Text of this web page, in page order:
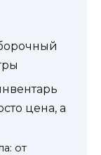
цена, а
от